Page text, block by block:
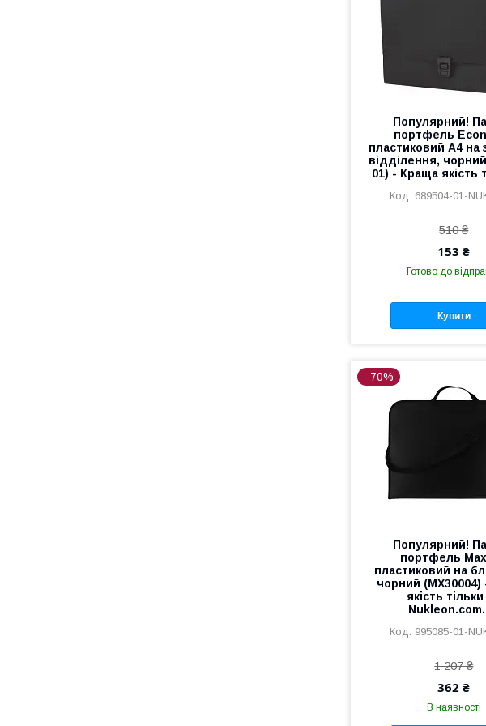
Популярний!
портфель
пластиковий A4 на
відділення,
01) - Краща якість
689504-01-
510 ₴
153 ₴
Готово до
Купити
–70%
Популярний!
портфель
пластиковий на
чорний
якість
995085-01-
1 207 ₴
362 ₴
В наявності